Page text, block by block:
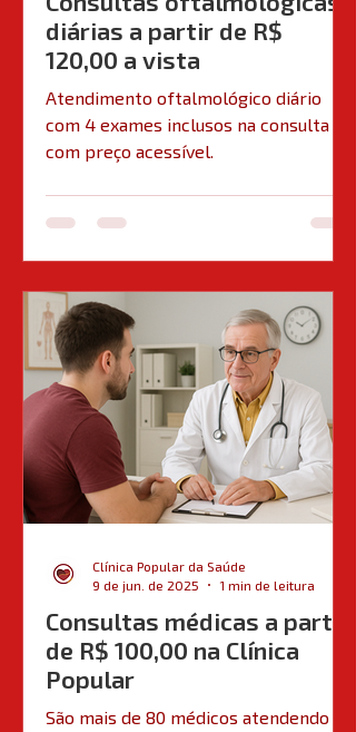
diárias a partir de R$
120,00 a vista
Atendimento oftalmológico diário
com 4 exames inclusos na consulta e
com preço acessível.
Consultas médicas a partir
de R$ 100,00 na Clínica
Popular
São mais de 80 médicos atendendo
Clínica Popular da Saúde
9 de jun. de 2025
1 min de leitura